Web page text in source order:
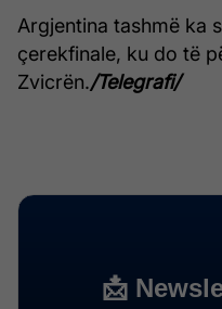
Argjentina tashmë ka
çerekfinale, ku do të
Zvicrën./Telegrafi/